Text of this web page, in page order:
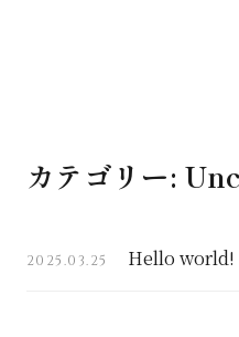
カテゴリー:
2025.03.25 Hello world!